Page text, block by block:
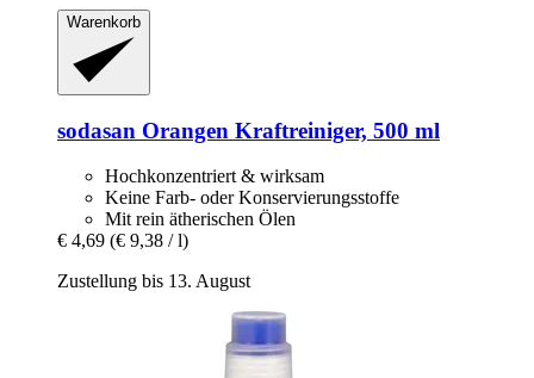
Warenkorb
sodasan Orangen Kraftreiniger, 500 ml
Hochkonzentriert & wirksam
Keine Farb- oder Konservierungsstoffe
Mit rein ätherischen Ölen
€ 4,69 (€ 9,38 / l)
Zustellung bis 13. August